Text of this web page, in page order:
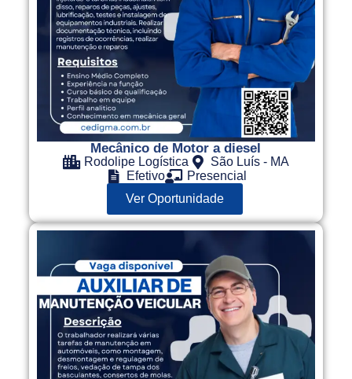
Mecânico de Motor a diesel
Rodolipe Logística
São Luís - MA
Efetivo
Presencial
Ver Oportunidade